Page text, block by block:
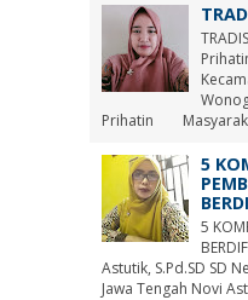
Prihatin
5
5
Astutik, S.Pd.SD SD
Jawa Tengah Novi